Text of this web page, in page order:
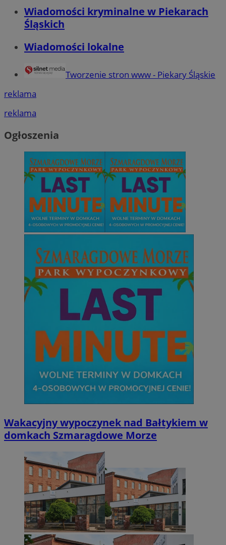
Wiadomości kryminalne w Piekarach
Śląskich
Wiadomości lokalne
Tworzenie stron www - Piekary Śląskie
reklama
reklama
Ogłoszenia
Wakacyjny wypoczynek nad Bałtykiem w
domkach Szmaragdowe Morze